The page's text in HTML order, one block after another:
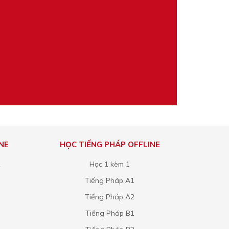
HỌC TIẾNG PHÁP OFFLINE
Học 1 kèm 1
Tiếng Pháp A1
Tiếng Pháp A2
Tiếng Pháp B1